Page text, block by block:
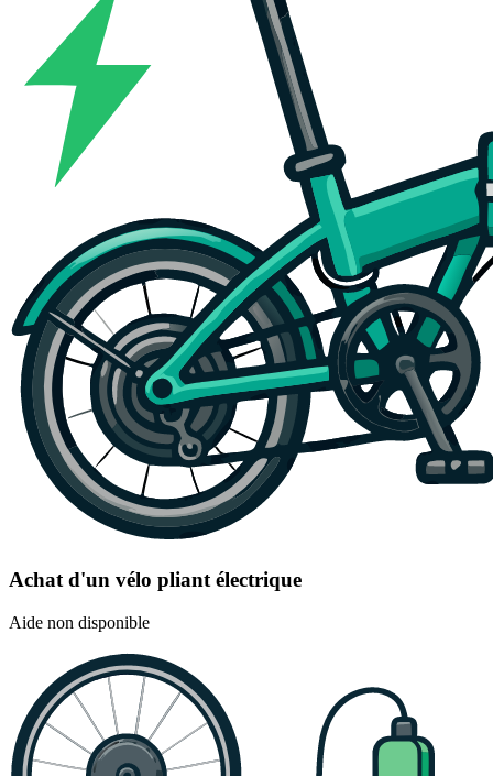
Achat d'un vélo pliant électrique
Aide non disponible